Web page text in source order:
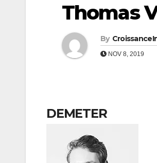
Thomas
By
NOV 8, 2019
DEMETER